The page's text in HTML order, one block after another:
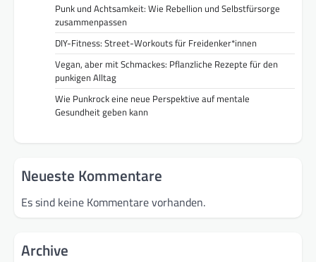
Punk und Achtsamkeit: Wie Rebellion und Selbstfürsorge
zusammenpassen
DIY-Fitness: Street-Workouts für Freidenker*innen
Vegan, aber mit Schmackes: Pflanzliche Rezepte für den
punkigen Alltag
Wie Punkrock eine neue Perspektive auf mentale
Gesundheit geben kann
Neueste Kommentare
Es sind keine Kommentare vorhanden.
Archive